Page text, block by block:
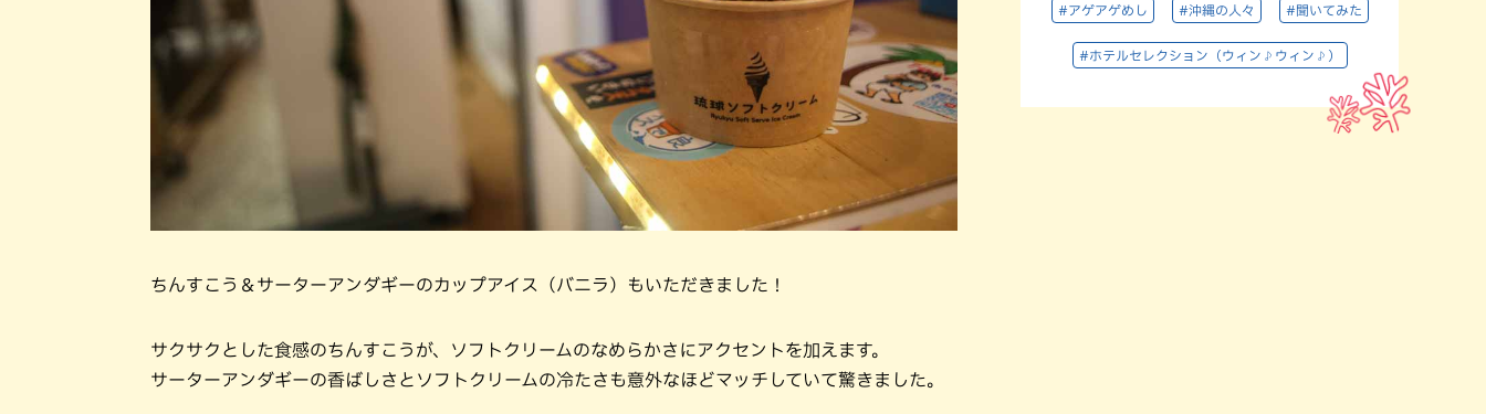
ちんすこう＆サーターアンダギーのカップアイス（バニラ）もいただきました！
サクサクとした食感のちんすこうが、ソフトクリームのなめらかさにアクセントを加えます。
サーターアンダギーの香ばしさとソフトクリームの冷たさも意外なほどマッチしていて驚きました。
#アゲアゲめし #沖縄の人々 #聞いてみた
#ホテルセレクション（ウィン♪ウィン♪）